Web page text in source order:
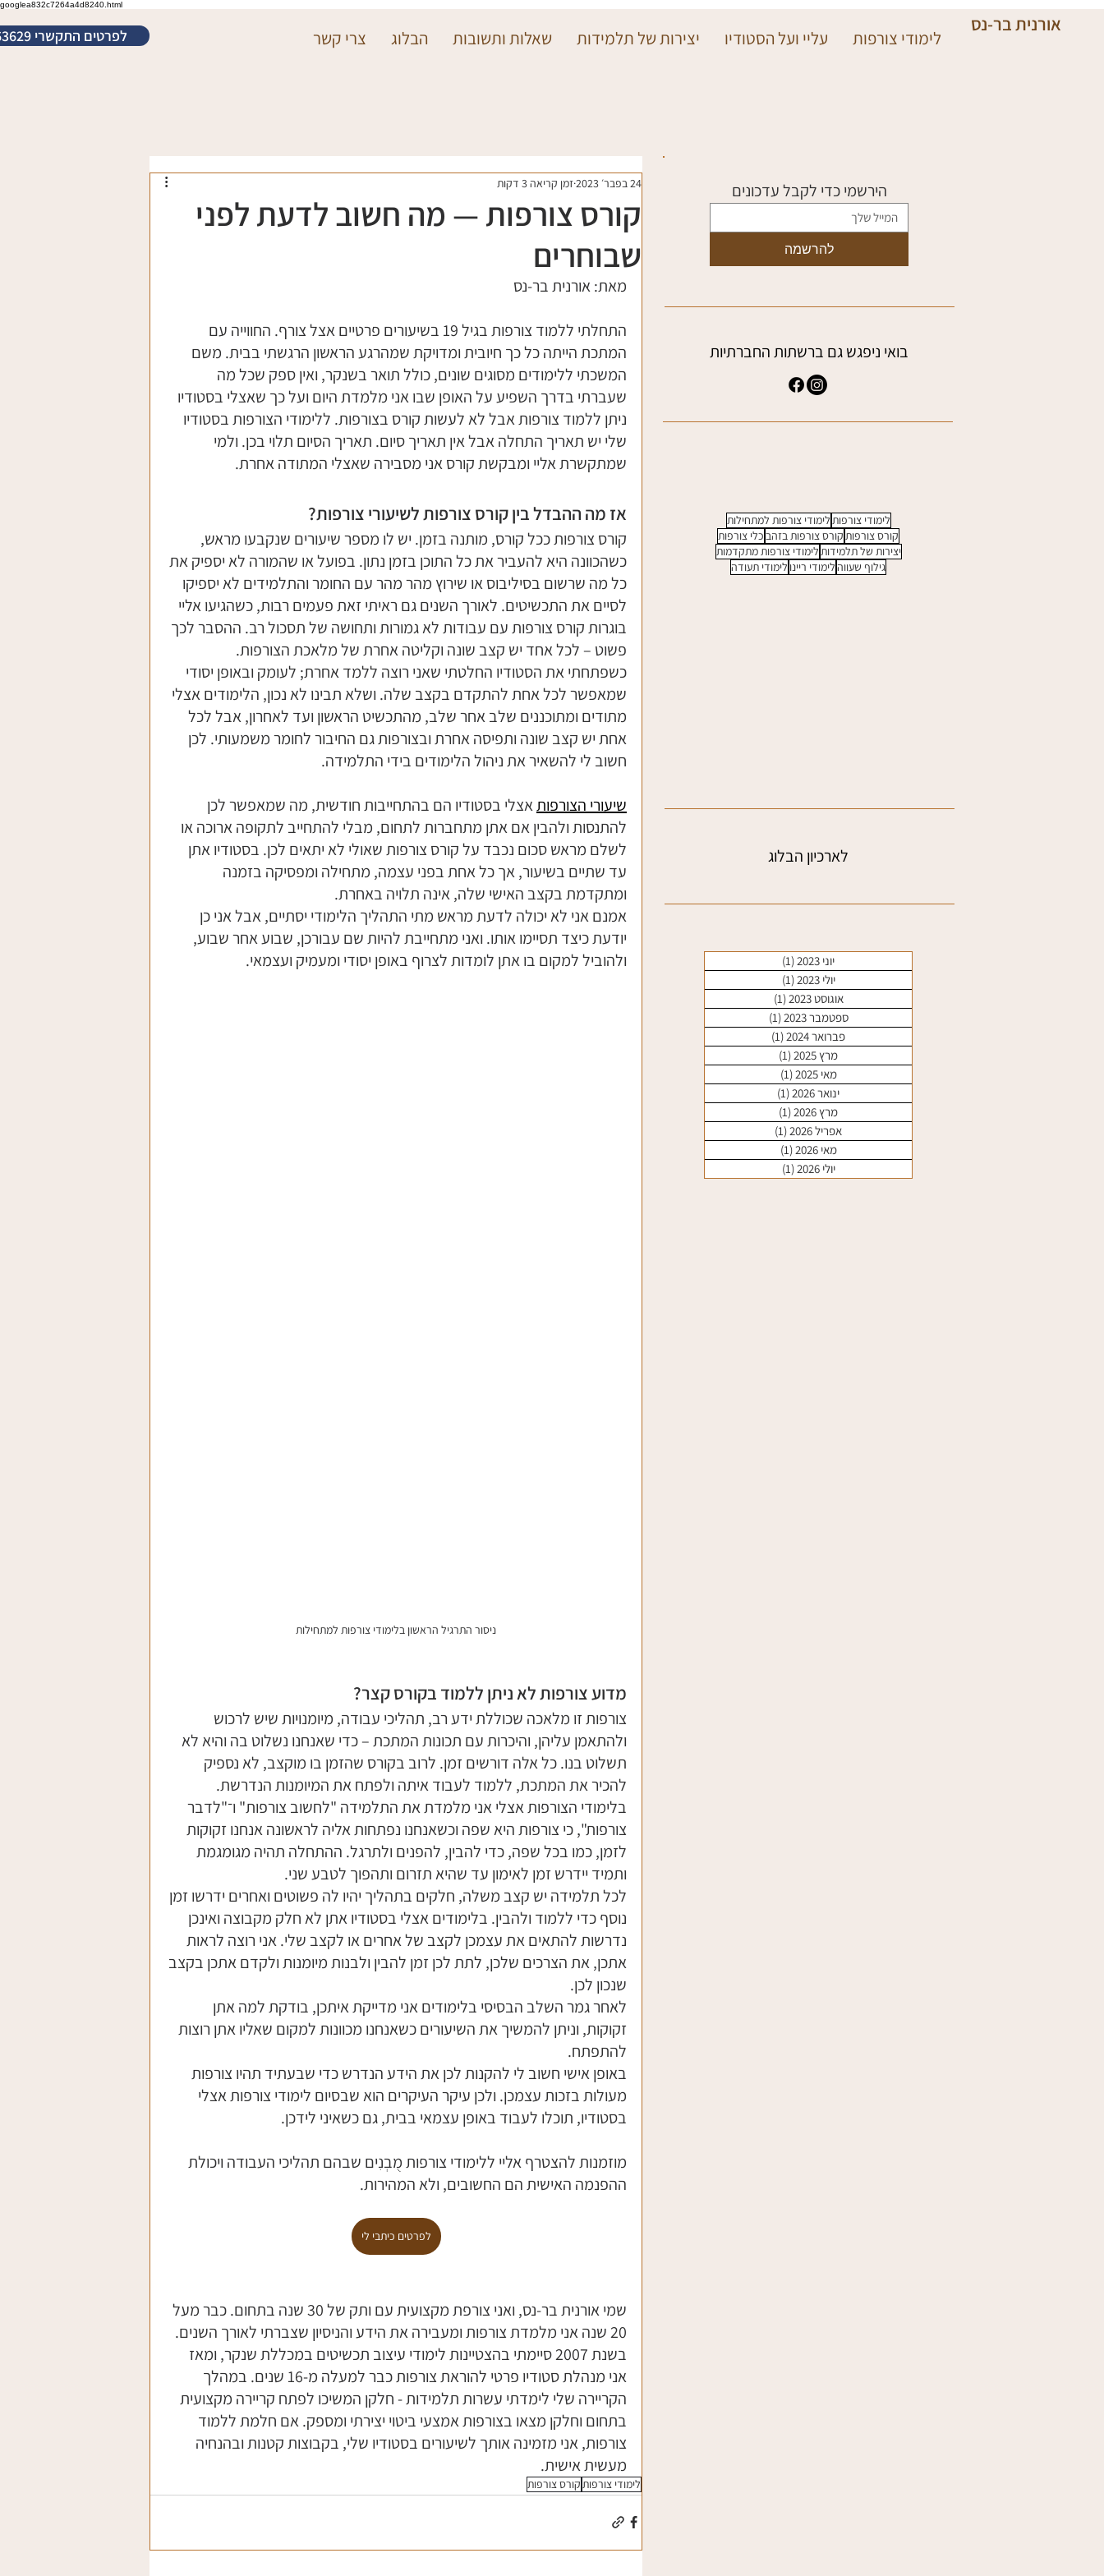
googlea832c7264a4d8240.html
אורנית בר-נס
לפרטים התקשרי 052-3463629 לימודי צורפות עליי ועל הסטודיו יצירות של תלמידות שאלות ותשובות הבלוג צרי קשר
קורס צורפות — מה חשוב לדעת לפני
שבוחרים
24 בפבר׳ 2023 זמן קריאה 3 דקות
מאת: אורנית בר-נס
התחלתי ללמוד צורפות בגיל 19 בשיעורים פרטיים אצל צורף. החווייה עם
המתכת הייתה כל כך חיובית ומדויקת שמהרגע הראשון הרגשתי בבית. משם
המשכתי ללימודים מסוגים שונים, כולל תואר בשנקר, ואין ספק שכל מה
שעברתי בדרך השפיע על האופן שבו אני מלמדת היום ועל כך שאצלי בסטודיו
ניתן ללמוד צורפות אבל לא לעשות קורס בצורפות. ללימודי הצורפות בסטודיו
שלי יש תאריך התחלה אבל אין תאריך סיום. תאריך הסיום תלוי בכן. ולמי
שמתקשרת אליי ומבקשת קורס אני מסבירה שאצלי המתודה אחרת.
אז מה ההבדל בין קורס צורפות לשיעורי צורפות?
קורס צורפות ככל קורס, מותנה בזמן. יש לו מספר שיעורים שנקבעו מראש,
כשהכוונה היא להעביר את כל התוכן בזמן נתון. בפועל או שהמורה לא יספיק את
כל מה שרשום בסיליבוס או שירוץ מהר מהר עם החומר והתלמידים לא יספיקו
לסיים את התכשיטים. לאורך השנים גם ראיתי זאת פעמים רבות, כשהגיעו אליי
בוגרות קורס צורפות עם עבודות לא גמורות ותחושה של תסכול רב. ההסבר לכך
פשוט – לכל אחד יש קצב שונה וקליטה אחרת של מלאכת הצורפות.
כשפתחתי את הסטודיו החלטתי שאני רוצה ללמד אחרת; לעומק ובאופן יסודי
שמאפשר לכל אחת להתקדם בקצב שלה. ושלא תבינו לא נכון, הלימודים אצלי
מתודים ומתוכננים שלב אחר שלב, מהתכשיט הראשון ועד לאחרון, אבל לכל
אחת יש קצב שונה ותפיסה אחרת ובצורפות גם החיבור לחומר משמעותי. לכן
חשוב לי להשאיר את ניהול הלימודים בידי התלמידה.
שיעורי הצורפות אצלי בסטודיו הם בהתחייבות חודשית, מה שמאפשר לכן
להתנסות ולהבין אם אתן מתחברות לתחום, מבלי להתחייב לתקופה ארוכה או
לשלם מראש סכום נכבד על קורס צורפות שאולי לא יתאים לכן. בסטודיו אתן
עד שתיים בשיעור, אך כל אחת בפני עצמה, מתחילה ומפסיקה בזמנה
ומתקדמת בקצב האישי שלה, אינה תלויה באחרת.
אמנם אני לא יכולה לדעת מראש מתי התהליך הלימודי יסתיים, אבל אני כן
יודעת כיצד תסיימו אותו. ואני מתחייבת להיות שם עבורכן, שבוע אחר שבוע,
ולהוביל למקום בו אתן לומדות לצרוף באופן יסודי ומעמיק ועצמאי.
ניסור התרגיל הראשון בלימודי צורפות למתחילות
מדוע צורפות לא ניתן ללמוד בקורס קצר?
צורפות זו מלאכה שכוללת ידע רב, תהליכי עבודה, מיומנויות שיש לרכוש
ולהתאמן עליהן, והיכרות עם תכונות המתכת – כדי שאנחנו נשלוט בה והיא לא
תשלוט בנו. כל אלה דורשים זמן. לרוב בקורס שהזמן בו מוקצב, לא נספיק
להכיר את המתכת, ללמוד לעבוד איתה ולפתח את המיומנות הנדרשת.
בלימודי הצורפות אצלי אני מלמדת את התלמידה "לחשוב צורפות" ו־"לדבר
צורפות", כי צורפות היא שפה וכשאנחנו נפתחות אליה לראשונה אנחנו זקוקות
לזמן, כמו בכל שפה, כדי להבין, להפנים ולתרגל. ההתחלה תהיה מגומגמת
ותמיד יידרש זמן לאימון עד שהיא תזרום ותהפוך לטבע שני.
לכל תלמידה יש קצב משלה, חלקים בתהליך יהיו לה פשוטים ואחרים ידרשו זמן
נוסף כדי ללמוד ולהבין. בלימודים אצלי בסטודיו אתן לא חלק מקבוצה ואינכן
נדרשות להתאים את עצמכן לקצב של אחרים או לקצב שלי. אני רוצה לראות
אתכן, את הצרכים שלכן, לתת לכן זמן להבין ולבנות מיומנות ולקדם אתכן בקצב
שנכון לכן.
לאחר גמר השלב הבסיסי בלימודים אני מדייקת איתכן, בודקת למה אתן
זקוקות, וניתן להמשיך את השיעורים כשאנחנו מכוונות למקום שאליו אתן רוצות
להתפתח.
באופן אישי חשוב לי להקנות לכן את הידע הנדרש כדי שבעתיד תהיו צורפות
מעולות בזכות עצמכן. ולכן עיקר העיקרים הוא שבסיום לימודי צורפות אצלי
בסטודיו, תוכלו לעבוד באופן עצמאי בבית, גם כשאיני לידכן.
מוזמנות להצטרף אליי ללימודי צורפות מֻבְנִים שבהם תהליכי העבודה ויכולת
ההפנמה האישית הם החשובים, ולא המהירות.
לפרטים כיתבי לי
שמי אורנית בר-נס, ואני צורפת מקצועית עם ותק של 30 שנה בתחום. כבר מעל
20 שנה אני מלמדת צורפות ומעבירה את הידע והניסיון שצברתי לאורך השנים.
בשנת 2007 סיימתי בהצטיינות לימודי עיצוב תכשיטים במכללת שנקר, ומאז
אני מנהלת סטודיו פרטי להוראת צורפות כבר למעלה מ-16 שנים. במהלך
הקריירה שלי לימדתי עשרות תלמידות - חלקן המשיכו לפתח קריירה מקצועית
בתחום וחלקן מצאו בצורפות אמצעי ביטוי יצירתי ומספק. אם חלמת ללמוד
צורפות, אני מזמינה אותך לשיעורים בסטודיו שלי, בקבוצות קטנות ובהנחיה
מעשית אישית.
לימודי צורפות קורס צורפות
הירשמי כדי לקבל עדכונים
להרשמה
בואי ניפגש גם ברשתות החברתיות
לימודי צורפותלימודי צורפות למתחילות
קורס צורפותקורס צורפות בזהבכלי צורפות
יצירות של תלמידותלימודי צורפות מתקדמות
גילוף שעווהלימודי ריינו לימודי תעודה
לארכיון הבלוג
יוני 2023 (1)
יולי 2023
(1)
אוגוסט 2023
(1)
ספטמבר 2023
(1)
פברואר 2024
(1)
מרץ 2025
(1)
מאי 2025
(1)
ינואר 2026
(1)
מרץ 2026
(1)
אפריל 2026
(1)
מאי 2026
(1)
יולי 2026
(1)